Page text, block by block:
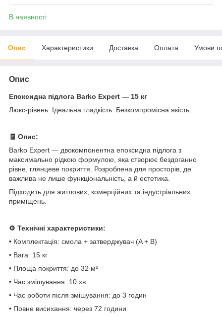
В наявності
Опис Характеристики Доставка Оплата Умови
Опис
Епоксидна підлога Barko Expert — 15 кг
Люкс-рівень. Ідеальна гладкість. Безкомпромісна якість.
🧾 Опис:
Barko Expert — двокомпонентна епоксидна підлога з
максимально рідкою формулою, яка створює бездоганно
рівне, глянцеве покриття. Розроблена для просторів, де
важлива не лише функціональність, а й естетика.
Підходить для житлових, комерційних та індустріальних
приміщень.
⚙️ Технічні характеристики:
• Комплектація: смола + затверджувач (A + B)
• Вага: 15 кг
• Площа покриття: до 32 м²
• Час змішування: 10 хв
• Час роботи після змішування: до 3 годин
• Повне висихання: через 72 години